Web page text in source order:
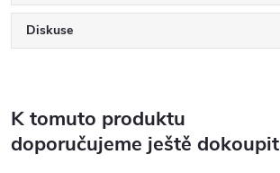
Diskuse
K tomuto produktu
doporučujeme ještě dokoupit